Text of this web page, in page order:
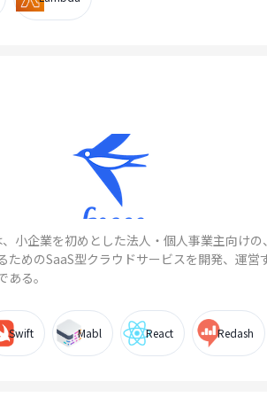
小企業を初めとした法人・個人事業主向けの
ためのSaaS型クラウドサービスを開発、運営
ある。
Swift Mabl React Redash